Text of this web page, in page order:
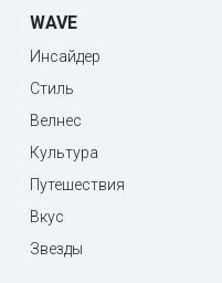
WAVE
Инсайдер
Стиль
Велнес
Культура
Путешествия
Вкус
Звезды